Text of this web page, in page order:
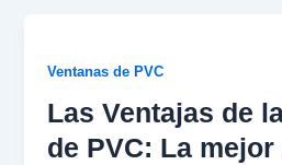
Ventanas de PVC
Las Ventajas de
de PVC: La